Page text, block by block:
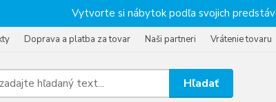
Vytvorte si nábytok podľa svojich predstáv
Doprava a platba za tovar Naši partneri Vrátenie tovaru
Hľadať